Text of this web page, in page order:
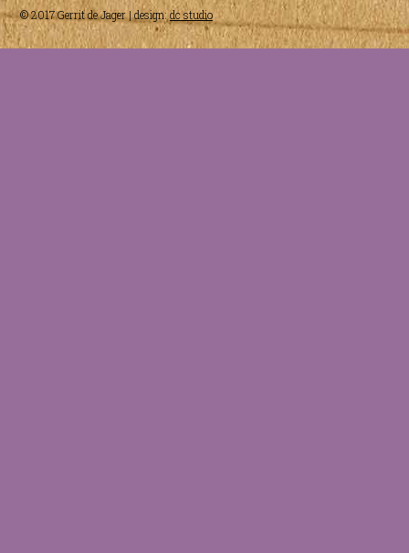
© 2017 Gerrit de Jager | design:dc studio